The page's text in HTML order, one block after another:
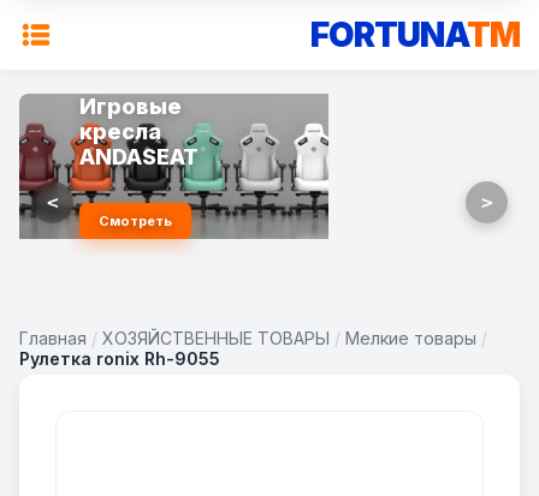
FORTUNATM
Игровые
кресла
ANDASEAT
Смотреть
< >
Главная / ХОЗЯЙСТВЕННЫЕ ТОВАРЫ / Мелкие товары /
Рулетка ronix Rh-9055